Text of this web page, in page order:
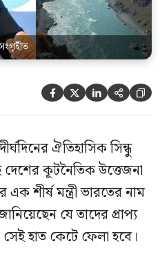
    
ঐতিহাসিক সিন্ধু
দেশের কূটনৈতিক উত্তেজনা
শীর্ষ মন্ত্রী ভারতের নাম
যে তাদের প্রাপ্য
হাত কেটে ফেলা হবে।